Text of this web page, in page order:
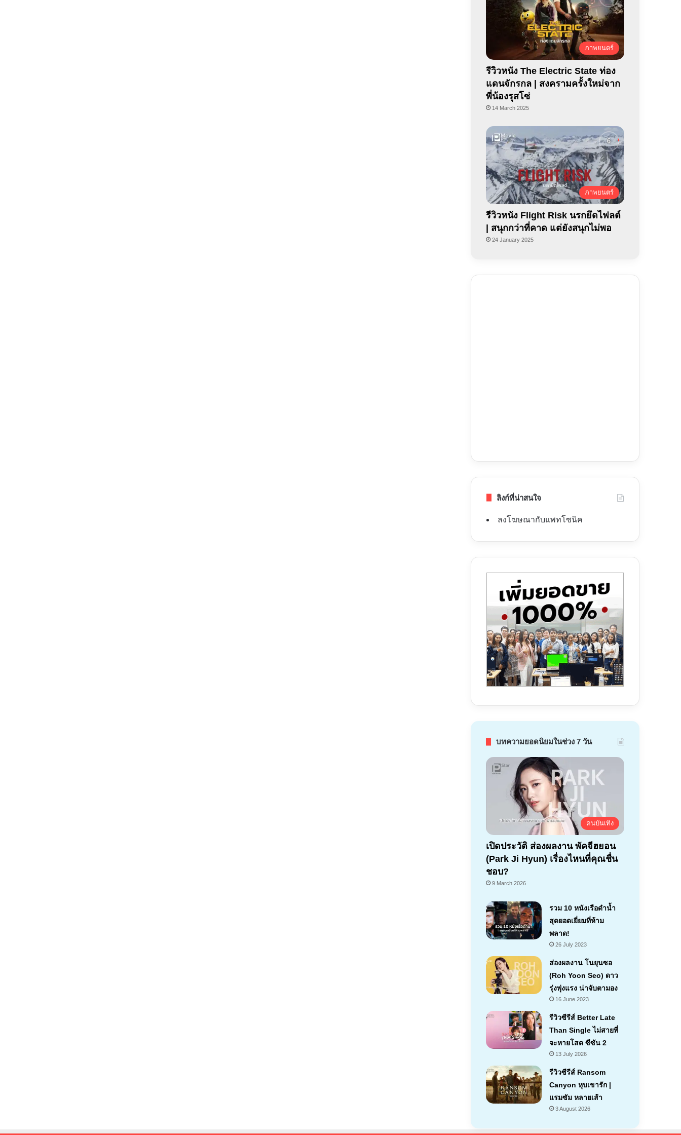
ภาพยนตร์
รีวิวหนัง The Electric State ท่อง
แดนจักรกล | สงครามครั้งใหม่จาก
พี่น้องรุสโซ่
14 March 2025
ภาพยนตร์
รีวิวหนัง Flight Risk นรกยึดไฟลต์
| สนุกกว่าที่คาด แต่ยังสนุกไม่พอ
24 January 2025
ลิงก์ที่น่าสนใจ
ลงโฆษณากับแพทโซนิค
บทความยอดนิยมในช่วง 7 วัน
คนบันเทิง
เปิดประวัติ ส่องผลงาน พัคจีฮยอน
(Park Ji Hyun) เรื่องไหนที่คุณชื่น
ชอบ?
9 March 2026
รวม 10 หนังเรือดำน้ำ
สุดยอดเยี่ยมที่ห้าม
พลาด!
26 July 2023
ส่องผลงาน โนยุนซอ
(Roh Yoon Seo) ดาว
รุ่งพุ่งแรง น่าจับตามอง
16 June 2023
รีวิวซีรีส์ Better Late
Than Single ไม่สายที่
จะหายโสด ซีซัน 2
13 July 2026
7.1
รีวิวซีรีส์ Ransom
Canyon หุบเขารัก |
แรมซัม หลายเส้า
3 August 2026